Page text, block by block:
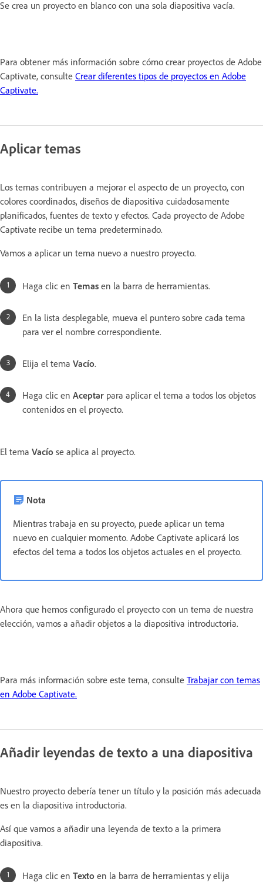
Se crea un proyecto en blanco con una sola diapositiva vacía.
Para obtener más información sobre cómo crear proyectos de Adobe
Captivate, consulte Crear diferentes tipos de proyectos en Adobe
Captivate.
Aplicar temas
Los temas contribuyen a mejorar el aspecto de un proyecto, con
colores coordinados, diseños de diapositiva cuidadosamente
planificados, fuentes de texto y efectos. Cada proyecto de Adobe
Captivate recibe un tema predeterminado.
Vamos a aplicar un tema nuevo a nuestro proyecto.
Haga clic en Temas en la barra de herramientas.
En la lista desplegable, mueva el puntero sobre cada tema
para ver el nombre correspondiente.
Elija el tema Vacío.
Haga clic en Aceptar para aplicar el tema a todos los objetos
contenidos en el proyecto.
El tema Vacío se aplica al proyecto.
Nota
Mientras trabaja en su proyecto, puede aplicar un tema
nuevo en cualquier momento. Adobe Captivate aplicará los
efectos del tema a todos los objetos actuales en el proyecto.
Ahora que hemos configurado el proyecto con un tema de nuestra
elección, vamos a añadir objetos a la diapositiva introductoria.
Para más información sobre este tema, consulte Trabajar con temas
en Adobe Captivate.
Añadir leyendas de texto a una diapositiva
Nuestro proyecto debería tener un título y la posición más adecuada
es en la diapositiva introductoria.
Así que vamos a añadir una leyenda de texto a la primera
diapositiva.
Haga clic en Texto en la barra de herramientas y elija